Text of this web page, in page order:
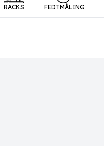
RACKS FEDTMÅLING